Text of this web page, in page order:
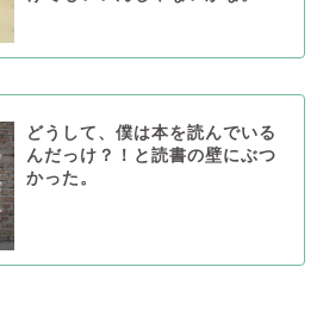
どうして、僕は本を読んでいる
んだっけ？！と読書の壁にぶつ
かった。